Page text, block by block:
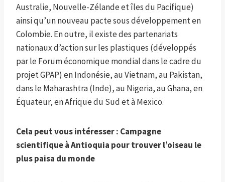
Australie, Nouvelle-Zélande et îles du Pacifique)
ainsi qu’un nouveau pacte sous développement en
Colombie. En outre, il existe des partenariats
nationaux d’action sur les plastiques (développés
par le Forum économique mondial dans le cadre du
projet GPAP) en Indonésie, au Vietnam, au Pakistan,
dans le Maharashtra (Inde), au Nigeria, au Ghana, en
Équateur, en Afrique du Sud et à Mexico.
Cela peut vous intéresser : Campagne
scientifique à Antioquia pour trouver l’oiseau le
plus paisa du monde